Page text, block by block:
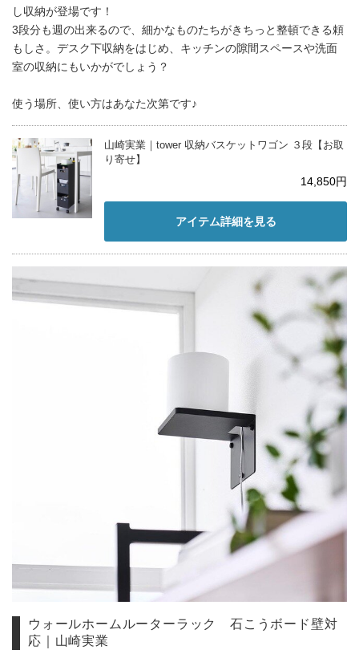
し収納が登場です！
3段分も週の出来るので、細かなものたちがきちっと整頓できる頼
もしさ。デスク下収納をはじめ、キッチンの隙間スペースや洗面
室の収納にもいかがでしょう？
使う場所、使い方はあなた次第です♪
山崎実業｜tower 収納バスケットワゴン ３段【お取
り寄せ】
14,850円
アイテム詳細を見る
ウォールホームルーターラック 石こうボード壁対
応｜山崎実業